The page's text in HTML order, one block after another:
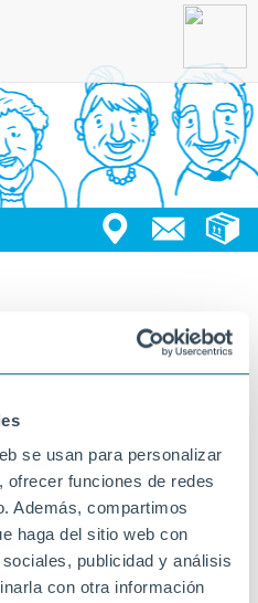
se usan para personalizar
funciones de redes
Además, compartimos
haga del sitio web con
publicidad y análisis
con otra información
durante esta estación
actividades y noticas de